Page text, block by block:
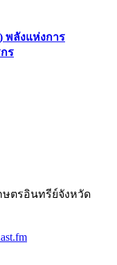
พลังแห่งการ
ร
ษตรอินทรีย์จังหวัด